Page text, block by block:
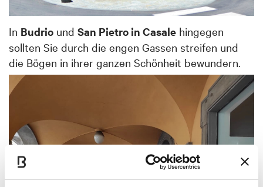
In Budrio und San Pietro in Casale hingegen
sollten Sie durch die engen Gassen streifen und
die Bögen in ihrer ganzen Schönheit bewundern.